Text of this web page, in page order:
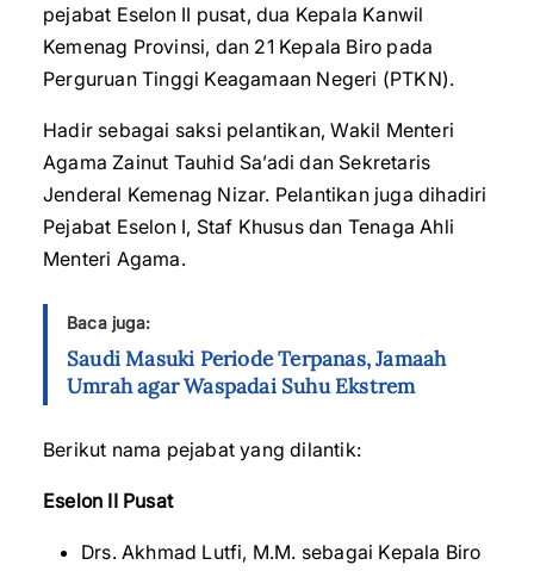
pejabat Eselon II pusat, dua Kepala Kanwil
Kemenag Provinsi, dan 21 Kepala Biro pada
Perguruan Tinggi Keagamaan Negeri (PTKN).
Hadir sebagai saksi pelantikan, Wakil Menteri
Agama Zainut Tauhid Sa’adi dan Sekretaris
Jenderal Kemenag Nizar. Pelantikan juga dihadiri
Pejabat Eselon I, Staf Khusus dan Tenaga Ahli
Menteri Agama.
Baca juga:
Saudi Masuki Periode Terpanas, Jamaah
Umrah agar Waspadai Suhu Ekstrem
Berikut nama pejabat yang dilantik:
Eselon II Pusat
Drs. Akhmad Lutfi, M.M. sebagai Kepala Biro